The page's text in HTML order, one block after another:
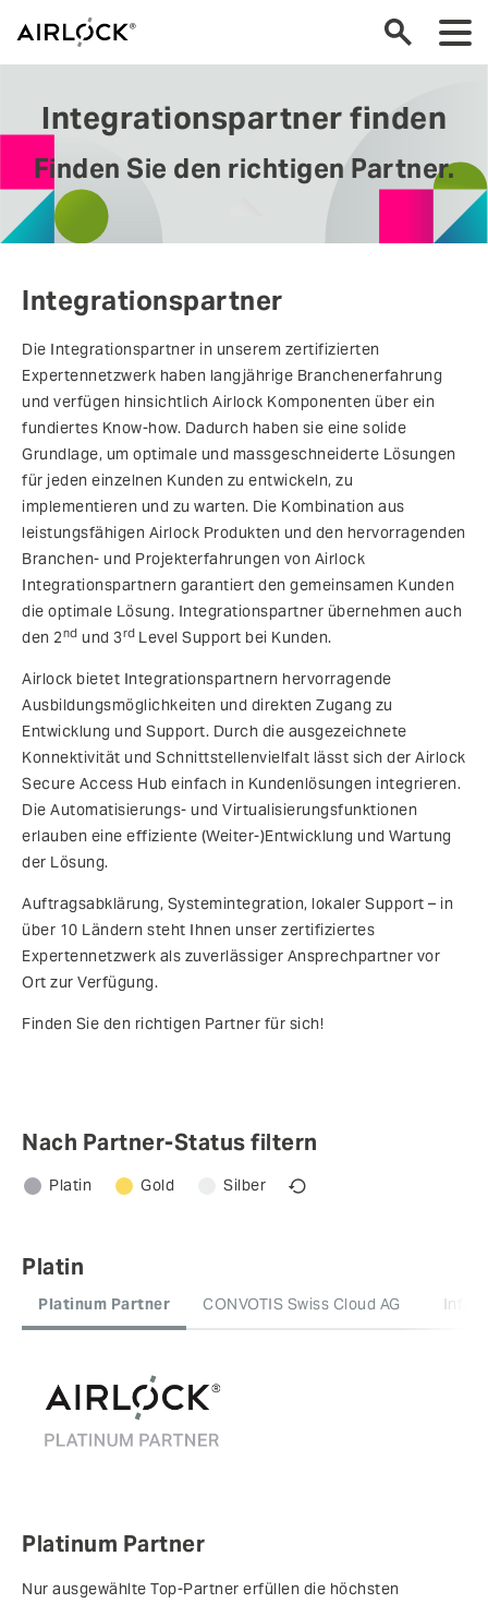
zurück
Integrationspartner
Betriebspartner und MSSP
Independent Software Vendors (ISVs)
Partner werden
Technologiepartner
Integrationspartner finden
Finden Sie den richtigen Partner.
Integrationspartner
Die Integrationspartner in unserem zertifizierten
Expertennetzwerk haben langjährige Branchenerfahrung
und verfügen hinsichtlich Airlock Komponenten über ein
fundiertes Know-how. Dadurch haben sie eine solide
Grundlage, um optimale und massgeschneiderte Lösungen
für jeden einzelnen Kunden zu entwickeln, zu
implementieren und zu warten. Die Kombination aus
leistungsfähigen Airlock Produkten und den hervorragenden
Branchen- und Projekterfahrungen von Airlock
Integrationspartnern garantiert den gemeinsamen Kunden
die optimale Lösung. Integrationspartner übernehmen auch
den 2nd und 3rd Level Support bei Kunden.
Airlock bietet Integrationspartnern hervorragende
Ausbildungsmöglichkeiten und direkten Zugang zu
Entwicklung und Support. Durch die ausgezeichnete
Konnektivität und Schnittstellenvielfalt lässt sich der Airlock
Secure Access Hub einfach in Kundenlösungen integrieren.
Die Automatisierungs- und Virtualisierungsfunktionen
erlauben eine effiziente (Weiter-)Entwicklung und Wartung
der Lösung.
Auftragsabklärung, Systemintegration, lokaler Support – in
über 10 Ländern steht Ihnen unser zertifiziertes
Expertennetzwerk als zuverlässiger Ansprechpartner vor
Ort zur Verfügung.
Finden Sie den richtigen Partner für sich!
Nach Partner-Status filtern
Platin Gold Silber
Platin
Platinum Partner
Nur ausgewählte Top-Partner erfüllen die höchsten